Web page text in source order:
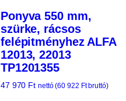
Ponyva 550 mm,
szürke, rácsos
felépitményhez ALFA
12013, 22013
TP1201355
47 970 Ft nettó (60 922 Ftbruttó)